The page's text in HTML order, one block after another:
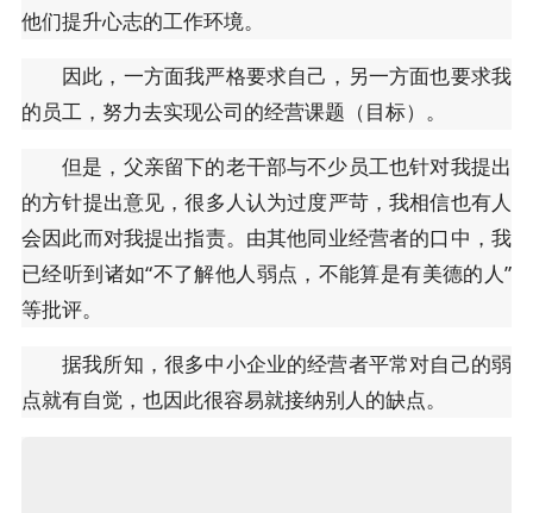
他们提升心志的工作环境。
因此，一方面我严格要求自己，另一方面也要求我
的员工，努力去实现公司的经营课题（目标）。
但是，父亲留下的老干部与不少员工也针对我提出
的方针提出意见，很多人认为过度严苛，我相信也有人
会因此而对我提出指责。由其他同业经营者的口中，我
已经听到诸如“不了解他人弱点，不能算是有美德的人”
等批评。
据我所知，很多中小企业的经营者平常对自己的弱
点就有自觉，也因此很容易就接纳别人的缺点。